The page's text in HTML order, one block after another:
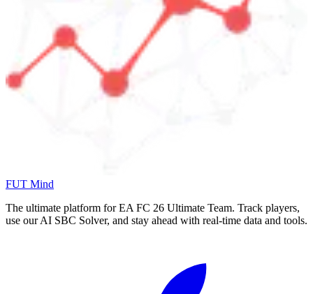
FUT Mind
The ultimate platform for EA FC 26 Ultimate Team. Track players,
use our AI SBC Solver, and stay ahead with real-time data and tools.